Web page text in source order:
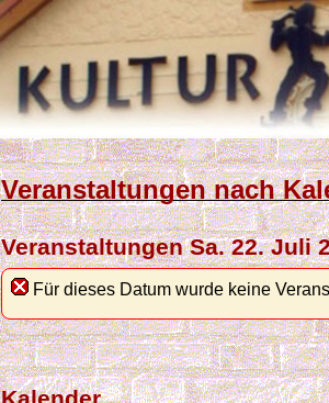
Veranstaltungen nach
Veranstaltungen Sa. 22. Juli
Für dieses Datum wurde keine